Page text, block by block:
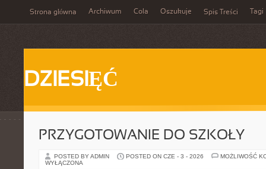
Strona główna Archiwum Cola Oszukuje Spis Treści Tagi
DZIESIĘĆ
PRZYGOTOWANIE DO SZKOŁY
POSTED BY ADMIN POSTED ON CZE - 3 - 2026
MOŻLIWOŚĆ
WYŁĄCZONA